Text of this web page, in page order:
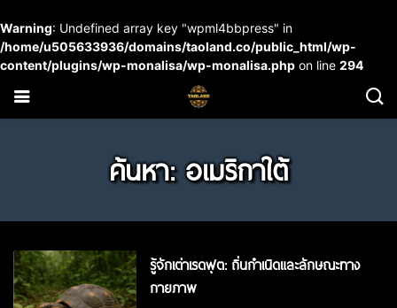
Warning: Undefined array key "wpml4bbpress" in
/home/u505633936/domains/taoland.co/public_html/wp-
content/plugins/wp-monalisa/wp-monalisa.php on line 294
ค้นหา: อเมริกาใต้
รู้จักเต่าเรดฟุต: ถิ่นกำเนิดและลักษณะทาง
กายภาพ